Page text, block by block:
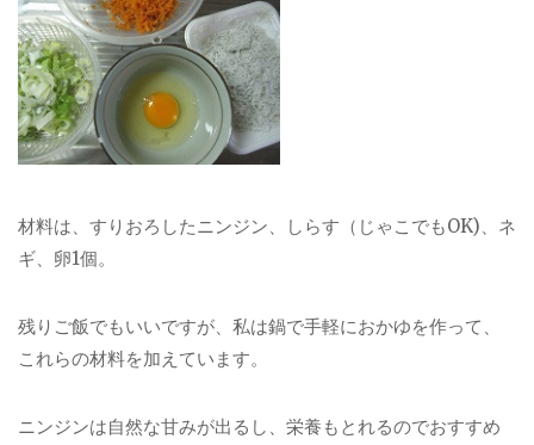
材料は、すりおろしたニンジン、しらす（じゃこでもOK)、ネ
ギ、卵1個。
残りご飯でもいいですが、私は鍋で手軽におかゆを作って、
これらの材料を加えています。
ニンジンは自然な甘みが出るし、栄養もとれるのでおすすめ